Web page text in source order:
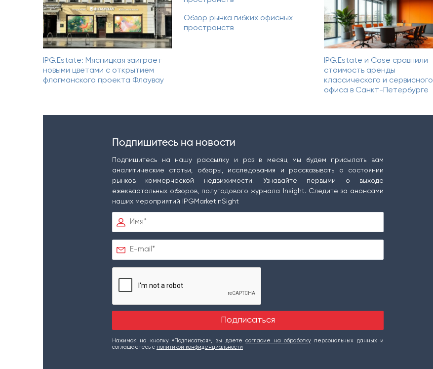
IPG.Estate: Мясницкая заиграет
новыми цветами с открытием
флагманского проекта Флаувау
Обзор рынка гибких офисных
пространств
IPG.Estate и Case сравнили
стоимость аренды
классического и сервисного
офиса в Санкт-Петербурге
Подпишитесь на новости
Подпишитесь на нашу рассылку и раз в месяц мы будем присылать вам
аналитические статьи, обзоры, исследования и рассказывать о состоянии
рынков коммерческой недвижимости. Узнавайте первыми о выходе
ежеквартальных обзоров, полугодового журнала Insight. Следите за анонсами
наших мероприятий IPGMarketInSight
Нажимая на кнопку «Подписаться», вы даетесогласие на обработкуперсональных данных и
соглашаетесь c политикой конфиденциальности